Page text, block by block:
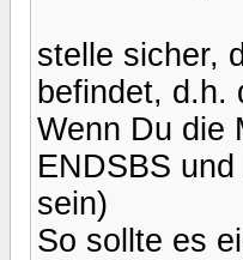
stelle sicher,
befindet, d.h.
Wenn Du die
ENDSBS
sein)
So sollte es